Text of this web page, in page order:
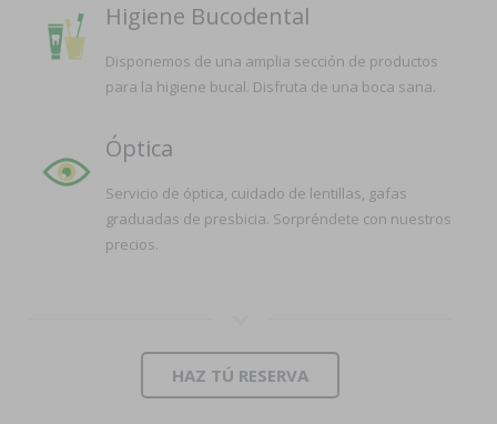
Higiene Bucodental
Disponemos de una amplia sección de productos
para la higiene bucal. Disfruta de una boca sana.
Óptica
Servicio de óptica, cuidado de lentillas, gafas
graduadas de presbicia. Sorpréndete con nuestros
precios.
HAZ TÚ RESERVA